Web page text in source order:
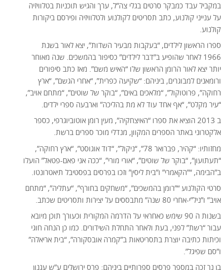
במקביל עבד כמבקר סרטים בגלי צה”ל, ערך והגיש תוכניות בטלוויזיה
על ענייני קולנוע, כתב תסריטים לקולנוע ולטלוויזיה ופירסם ביקורות
קולנוע.
ספרו הראשון לילדים, “בעקבות מבעיר השדות”, יצא לאור בשנת
1966 לאחר שהופיע ב”דבר לילדים” כסיפור בהמשכים. שנה מאוחר
יותר יצא לאור הרומן הראשון שלו “האיש משם”. מאז כתב סיפורים
ורומאנים למבוגרים, ביניהם: “שקיעה כפרית”, “אחרי הגשם”, “ארץ
רחוקה”, פרוטוקול”, “מלאכים באים”, “בוקר של שוטים”, “מתחם אויב”,
“עיר מקלט”, “אף אחד עוד לא מת בהליכה” וארבעה ספרי ילדים.
ב 2013 הוציא את ספרו “האיצחקיה”, מעין רומן אוטוביוגרפי, כספר
אלקטרוני באתר הספרים המקוון, מנדלי מוכר ספרים ברשת.
מחזותיו: “קהיר, פברואר 78”, “ניקול”, “דוד אוגוסט”, “ארץ רחוקה”,
“תעתועון”, “בוקר של שוטים”, “אורי מורי”, “ככה אני פאם-פטאל” הועלו
ב”הבימה, “”הקאמרי” ו”בית ליסין” וזכו בפרסים בפסטיבל תיאטרונטו.
סרטי הקולנוע “”רומן בהמשכים”, “משחקים בחורף”, “עתליה”, “מתחם
אויב” ו”ניל”י-אחרי 80 שנה” מתבססים על יצירות ותסריטים שכתב.
בשנות ה 90 שימש כאחראי על הדרמה המקורית וכעורך תוכן מיובא
עבור “רשת” לפני, בעת ולאחר התחלת השידורים. כמו כן הנחה חוגי
וכיתות כתיבה יוצרת בתסריטאות ב”קמרה אובסקורה”, “בית אריאלה”
ו”סם שפיגל”.
בן נר זכה במספר פרסים ספרותיים ביניהם: פרס ירושלים ע”ש עגנון